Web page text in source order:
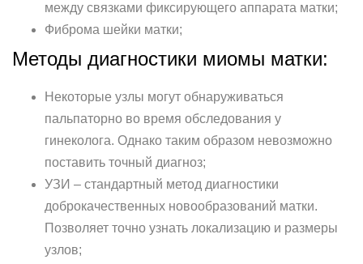
между связками фиксирующего аппарата матки;
Фиброма шейки матки;
Методы диагностики миомы матки:
Некоторые узлы могут обнаруживаться
пальпаторно во время обследования у
гинеколога. Однако таким образом невозможно
поставить точный диагноз;
УЗИ – стандартный метод диагностики
доброкачественных новообразований матки.
Позволяет точно узнать локализацию и размеры
узлов;